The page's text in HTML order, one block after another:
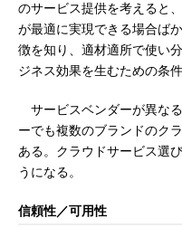
のサービス提供を考えると
が最適に実現できる場合ば
徴を知り、適材適所で使い
ジネス効果を生むための条件
サービスベンダーが異な
ーでも複数のブランドのク
ある。クラウドサービス選
うになる。
信頼性／可用性